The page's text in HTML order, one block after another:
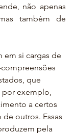
não apenas
também de
em si cargas de
que
por exemplo,
a certos
outros. Essas
pela